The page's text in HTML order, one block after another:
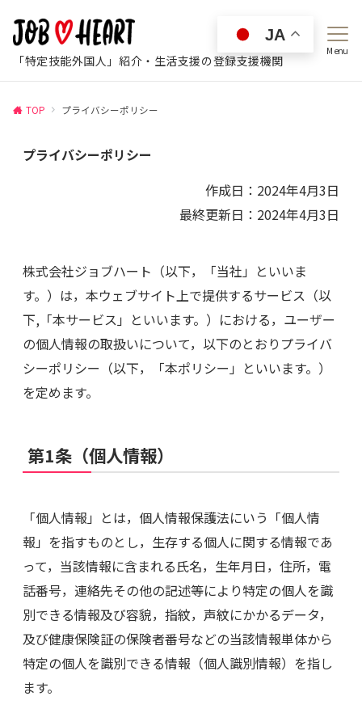
「特定技能外国人」紹介・生活支援の登録支援機関
Menu
TOP プライバシーポリシー
プライバシーポリシー
作成日：2024年4月3日
最終更新日：2024年4月3日
株式会社ジョブハート（以下，「当社」といいま
す。）は，本ウェブサイト上で提供するサービス（以
下,「本サービス」といいます。）における，ユーザー
の個人情報の取扱いについて，以下のとおりプライバ
シーポリシー（以下，「本ポリシー」といいます。）
を定めます。
第1条（個人情報）
「個人情報」とは，個人情報保護法にいう「個人情
報」を指すものとし，生存する個人に関する情報であ
って，当該情報に含まれる氏名，生年月日，住所，電
話番号，連絡先その他の記述等により特定の個人を識
別できる情報及び容貌，指紋，声紋にかかるデータ，
及び健康保険証の保険者番号などの当該情報単体から
特定の個人を識別できる情報（個人識別情報）を指し
ます。
JA